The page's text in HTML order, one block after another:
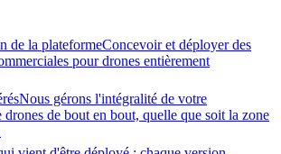
de la plateformeConcevoir et déployer des
pour drones entièrement
Nous gérons l'intégralité de votre
drones de bout en bout, quelle que soit la zone